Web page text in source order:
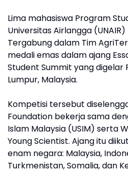
Lima mahasiswa Program
Universitas Airlangga
Tergabung dalam Tim
medali emas dalam ajang
Student Summit yang digelar
Lumpur, Malaysia.
Kompetisi tersebut
Foundation bekerja sama
Islam Malaysia (USIM) serta
Young Scientist. Ajang itu
enam negara: Malaysia,
Turkmenistan, Somalia, dan